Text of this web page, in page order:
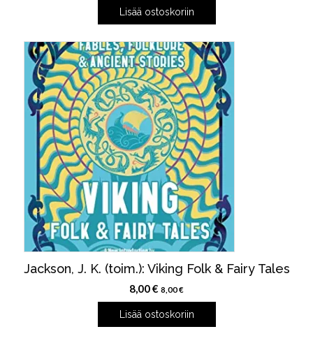
Lisää ostoskoriin
Jackson, J. K. (toim.): Viking Folk & Fairy Tales
8,00€ 8,00€
Lisää ostoskoriin